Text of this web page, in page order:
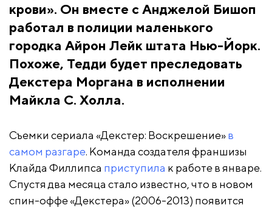
крови». Он вместе с Анджелой Бишоп
работал в полиции маленького
городка Айрон Лейк штата Нью-Йорк.
Похоже, Тедди будет преследовать
Декстера Моргана в исполнении
Майкла С. Холла.
Съемки сериала «Декстер: Воскрешение»в
самом разгаре. Команда создателя франшизы
Клайда Филлипса приступила к работе в январе.
Спустя два месяца стало известно, что в новом
спин-оффе «Декстера» (2006-2013) появится